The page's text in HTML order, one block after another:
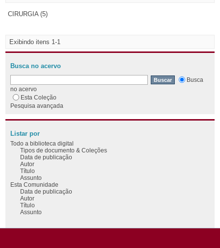
CIRURGIA (5)
Exibindo itens 1-1
Busca no acervo
Busca
no acervo
Esta Coleção
Pesquisa avançada
Listar por
Todo a biblioteca digital
Tipos de documento & Coleções
Data de publicação
Autor
Título
Assunto
Esta Comunidade
Data de publicação
Autor
Título
Assunto